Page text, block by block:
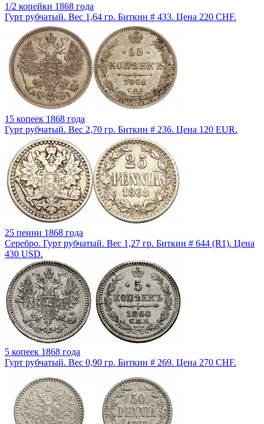
1/2 копейки 1868 года
Гурт рубчатый. Вес 1,64 гр. Биткин # 433. Цена 220 CHF.
15 копеек 1868 года
Гурт рубчатый. Вес 2,70 гр. Биткин # 236. Цена 120 EUR.
25 пенни 1868 года
Серебро. Гурт рубчатый. Вес 1,27 гр. Биткин # 644 (R1). Цена
430 USD.
5 копеек 1868 года
Гурт рубчатый. Вес 0,90 гр. Биткин # 269. Цена 270 CHF.